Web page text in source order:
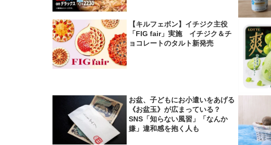
【キルフェボン】イチジク主役
「FIG fair」実施 イチジク＆チ
ョコレートのタルト新発売
お盆、子どもにお小遣いをあげる
《お盆玉》が広まっている？
SNS「知らない風習」「なんか
嫌」違和感を抱く人も